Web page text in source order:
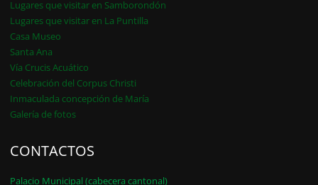
Lugares que visitar en Samborondón
Lugares que visitar en La Puntilla
Casa Museo
Santa Ana
Vía Crucis Acuático
Celebración del Corpus Christi
Inmaculada concepción de María
Galería de fotos
CONTACTOS
Palacio Municipal (cabecera cantonal)